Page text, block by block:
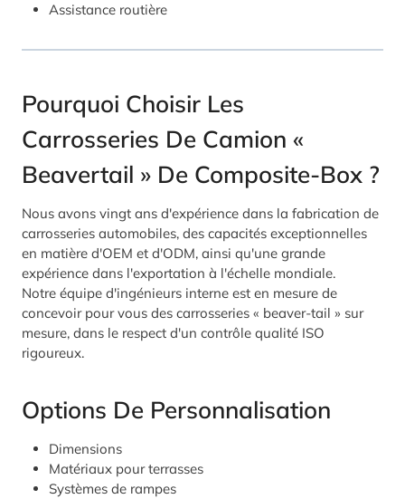
Assistance routière
Pourquoi Choisir Les
Carrosseries De Camion «
Beavertail » De Composite-Box ?
Nous avons vingt ans d'expérience dans la fabrication de
carrosseries automobiles, des capacités exceptionnelles
en matière d'OEM et d'ODM, ainsi qu'une grande
expérience dans l'exportation à l'échelle mondiale.
Notre équipe d'ingénieurs interne est en mesure de
concevoir pour vous des carrosseries « beaver-tail » sur
mesure, dans le respect d'un contrôle qualité ISO
rigoureux.
Options De Personnalisation
Dimensions
Matériaux pour terrasses
Systèmes de rampes